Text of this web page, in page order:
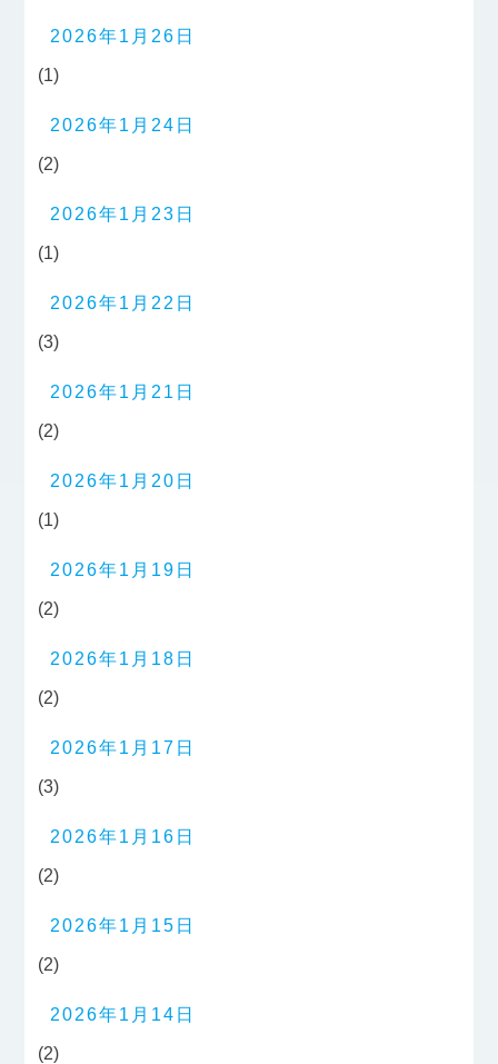
2026年1月26日
(1)
2026年1月24日
(2)
2026年1月23日
(1)
2026年1月22日
(3)
2026年1月21日
(2)
2026年1月20日
(1)
2026年1月19日
(2)
2026年1月18日
(2)
2026年1月17日
(3)
2026年1月16日
(2)
2026年1月15日
(2)
2026年1月14日
(2)